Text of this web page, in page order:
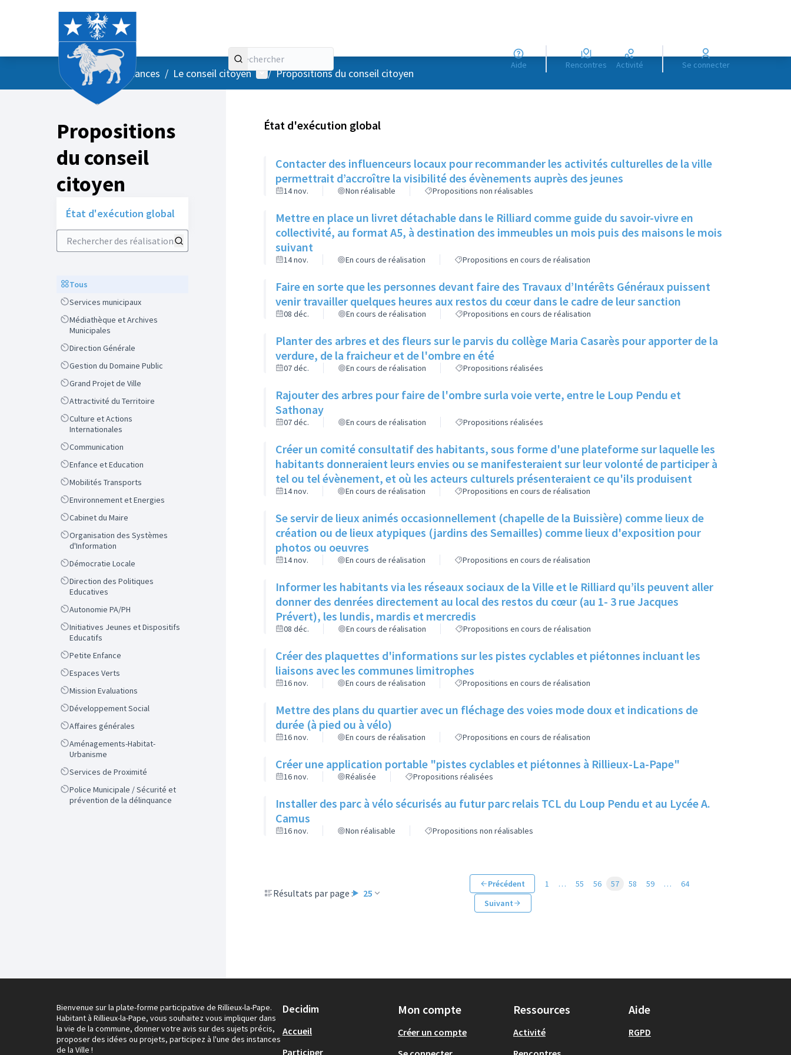
Aide Rencontres Activité Se connecter
AccueilMenu principal
/ Vos instances / Le conseil citoyen Menu utilisateur
/ Propositions du conseil citoyen
Propositions
du conseil
citoyen
État d'exécution global
Rechercher des réalisations
ScopeTous
ScopeServices municipaux
Scope
Médiathèque et Archives
Municipales
ScopeDirection Générale
ScopeGestion du Domaine Public
ScopeGrand Projet de Ville
ScopeAttractivité du Territoire
Scope
Culture et Actions
Internationales
ScopeCommunication
ScopeEnfance et Education
ScopeMobilités Transports
ScopeEnvironnement et Energies
ScopeCabinet du Maire
Scope
Organisation des Systèmes
d'Information
ScopeDémocratie Locale
Scope
Direction des Politiques
Educatives
ScopeAutonomie PA/PH
Scope
Initiatives Jeunes et Dispositifs
Educatifs
ScopePetite Enfance
ScopeEspaces Verts
ScopeMission Evaluations
ScopeDéveloppement Social
ScopeAffaires générales
Scope
Aménagements-Habitat-
Urbanisme
ScopeServices de Proximité
Scope
Police Municipale / Sécurité et
prévention de la délinquance
État d'exécution global
Contacter des influenceurs locaux pour recommander les activités culturelles de la ville
permettrait d’accroître la visibilité des évènements auprès des jeunes
14 nov. Non réalisable Propositions non réalisables
Mettre en place un livret détachable dans le Rilliard comme guide du savoir-vivre en
collectivité, au format A5, à destination des immeubles un mois puis des maisons le mois
suivant
14 nov. En cours de réalisation Propositions en cours de réalisation
Faire en sorte que les personnes devant faire des Travaux d’Intérêts Généraux puissent
venir travailler quelques heures aux restos du cœur dans le cadre de leur sanction
08 déc. En cours de réalisation Propositions en cours de réalisation
Planter des arbres et des fleurs sur le parvis du collège Maria Casarès pour apporter de la
verdure, de la fraicheur et de l'ombre en été
07 déc. En cours de réalisation Propositions réalisées
Rajouter des arbres pour faire de l'ombre surla voie verte, entre le Loup Pendu et
Sathonay
07 déc. En cours de réalisation Propositions réalisées
Créer un comité consultatif des habitants, sous forme d'une plateforme sur laquelle les
habitants donneraient leurs envies ou se manifesteraient sur leur volonté de participer à
tel ou tel évènement, et où les acteurs culturels présenteraient ce qu'ils produisent
14 nov. En cours de réalisation Propositions en cours de réalisation
Se servir de lieux animés occasionnellement (chapelle de la Buissière) comme lieux de
création ou de lieux atypiques (jardins des Semailles) comme lieux d'exposition pour
photos ou oeuvres
14 nov. En cours de réalisation Propositions en cours de réalisation
Informer les habitants via les réseaux sociaux de la Ville et le Rilliard qu’ils peuvent aller
donner des denrées directement au local des restos du cœur (au 1- 3 rue Jacques
Prévert), les lundis, mardis et mercredis
08 déc. En cours de réalisation Propositions en cours de réalisation
Créer des plaquettes d'informations sur les pistes cyclables et piétonnes incluant les
liaisons avec les communes limitrophes
16 nov. En cours de réalisation Propositions en cours de réalisation
Mettre des plans du quartier avec un fléchage des voies mode doux et indications de
durée (à pied ou à vélo)
16 nov. En cours de réalisation Propositions en cours de réalisation
Créer une application portable "pistes cyclables et piétonnes à Rillieux-La-Pape"
16 nov. Réalisée Propositions réalisées
Installer des parc à vélo sécurisés au futur parc relais TCL du Loup Pendu et au Lycée A.
Camus
16 nov. Non réalisable Propositions non réalisables
Résultats par page : 25
Précédent 1 … 55 56 57 58 59 …
64
Suivant
Bienvenue sur la plate-forme participative de Rillieux-la-Pape.
Habitant à Rillieux-la-Pape, vous souhaitez vous impliquer dans
la vie de la commune, donner votre avis sur des sujets précis,
proposer des idées ou projets, participez à l'une des instances
de la Ville !
Decidim
Accueil
Participer
Mon compte
Créer un compte
Ressources
Activité
Aide
RGPD